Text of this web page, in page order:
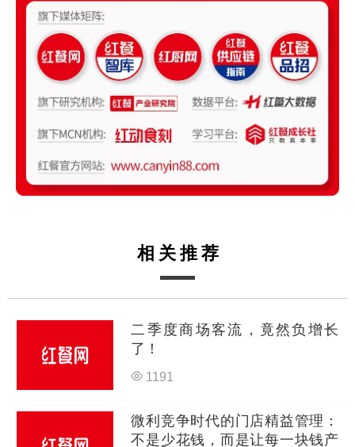
相关推荐
二季度商场客流，竟然负增长
了！
1191
微利竞争时代的门店精益管理：
不是少花钱，而是让每一块钱产